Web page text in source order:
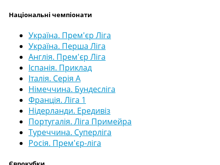
Національні чемпіонати
Україна. Прем'єр Ліга
Україна. Перша Ліга
Англія. Прем'єр Ліга
Іспанія. Приклад
Італія. Серія А
Німеччина. Бундесліга
Франція. Ліга 1
Нідерланди. Ередивіз
Португалія. Ліга Примейра
Туреччина. Суперліга
Росія. Прем'єр-ліга